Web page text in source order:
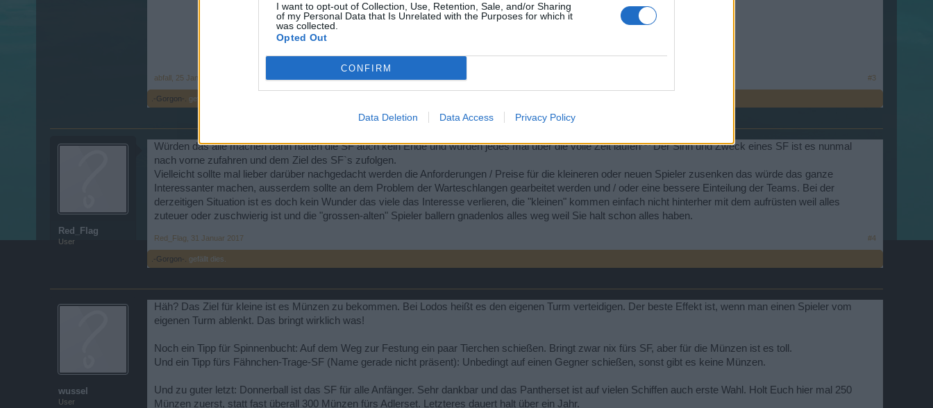
I want to opt-out of Collection, Use, Retention, Sale, and/or Sharing
of my Personal Data that Is Unrelated with the Purposes for which it
was collected.
Opted Out
CONFIRM
Data Deletion Data Access Privacy Policy
Aktivität auf ein absolutes Minimum reduziert nach dem PvP-Update
abfall 25 Januar 2017 #3
.-Gorgon-. gefällt dies.
Red_Flag
User
Würden das alle machen dann hätten die SF auch kein Ende und würden jedes mal über die volle Zeit laufen^^ Der Sinn und Zweck eines SF ist es nunmal
nach vorne zufahren und dem Ziel des SF`s zufolgen.
Vielleicht sollte mal lieber darüber nachgedacht werden die Anforderungen / Preise für die kleineren oder neuen Spieler zusenken das würde das ganze
Interessanter machen, ausserdem sollte an dem Problem der Warteschlangen gearbeitet werden und / oder eine bessere Einteilung der Teams. Bei der
derzeitigen Situation ist es doch kein Wunder das viele das Interesse verlieren, die "kleinen" kommen einfach nicht hinterher mit dem aufrüsten weil alles
zuteuer oder zuschwierig ist und die "grossen-alten" Spieler ballern gnadenlos alles weg weil Sie halt schon alles haben.
Red_Flag 31 Januar 2017 #4
.-Gorgon-. gefällt dies.
wussel
User
Häh? Das Ziel für kleine ist es Münzen zu bekommen. Bei Lodos heißt es den eigenen Turm verteidigen. Der beste Effekt ist, wenn man einen Spieler vom
eigenen Turm ablenkt. Das bringt wirklich was!
Noch ein Tipp für Spinnenbucht: Auf dem Weg zur Festung ein paar Tierchen schießen. Bringt zwar nix fürs SF, aber für die Münzen ist es toll.
Und ein Tipp fürs Fähnchen-Trage-SF (Name gerade nicht präsent): Unbedingt auf einen Gegner schießen, sonst gibt es keine Münzen.
Und zu guter letzt: Donnerball ist das SF für alle Anfänger. Sehr dankbar und das Pantherset ist auf vielen Schiffen auch erste Wahl. Holt Euch hier mal 250
Münzen zuerst, statt fast überall 300 Münzen fürs Adlerset. Letzteres dauert halt über ein Jahr.